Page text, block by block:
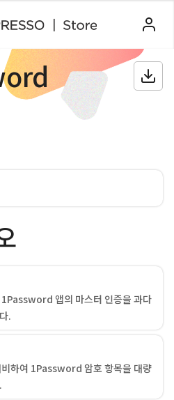
앱의 마스터 인증을 과다
.
하여 1Password 암호 항목을 대량